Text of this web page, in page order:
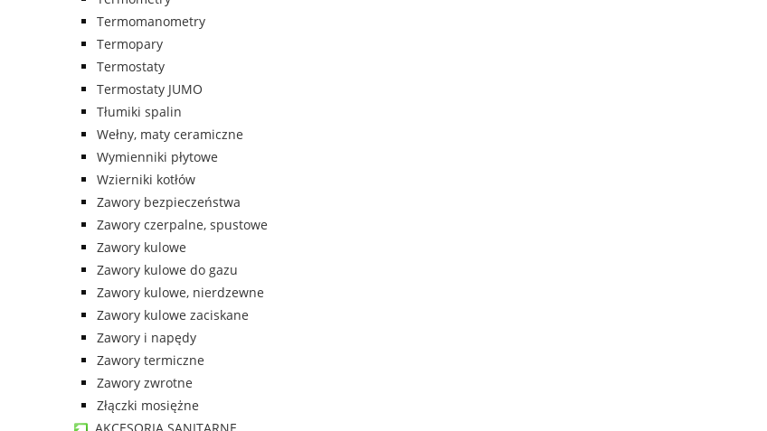
Termomanometry
Termopary
Termostaty
Termostaty JUMO
Tłumiki spalin
Wełny, maty ceramiczne
Wymienniki płytowe
Wzierniki kotłów
Zawory bezpieczeństwa
Zawory czerpalne, spustowe
Zawory kulowe
Zawory kulowe do gazu
Zawory kulowe, nierdzewne
Zawory kulowe zaciskane
Zawory i napędy
Zawory termiczne
Zawory zwrotne
Złączki mosiężne